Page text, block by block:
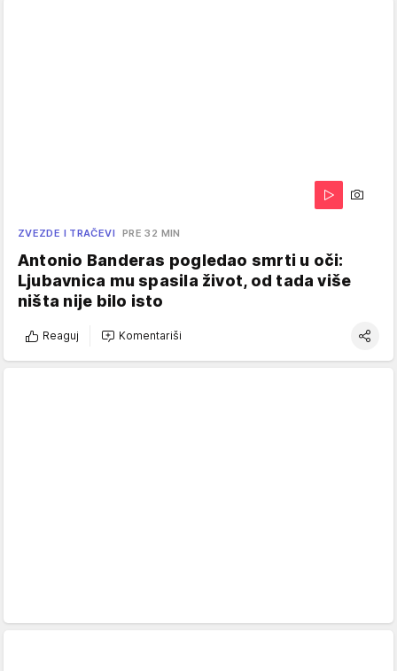
ZVEZDE I TRAČEVI PRE 32 MIN
Antonio Banderas pogledao smrti u oči:
Ljubavnica mu spasila život, od tada više
ništa nije bilo isto
Reaguj Komentariši